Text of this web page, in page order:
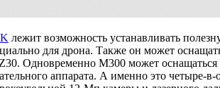
лежит возможность устанавливать
для дрона. Также он может
Одновременно M300 может оснащаться
аппарата. А именно это четыре-